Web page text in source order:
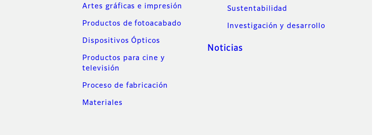
Artes gráficas e impresión
Productos de fotoacabado
Dispositivos Ópticos
Productos para cine y
televisión
Proceso de fabricación
Materiales
Sustentabilidad
Investigación y desarrollo
Noticias